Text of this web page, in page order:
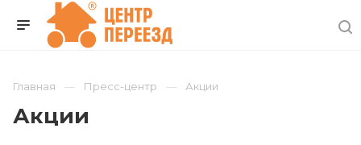
Главная Пресс-центр Акции
Акции